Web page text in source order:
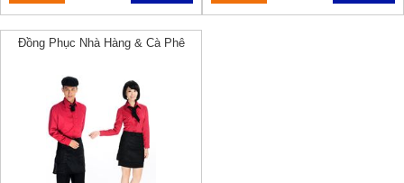
Đồng Phục Nhà Hàng & Cà Phê